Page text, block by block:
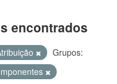
encontrados
Grupos: